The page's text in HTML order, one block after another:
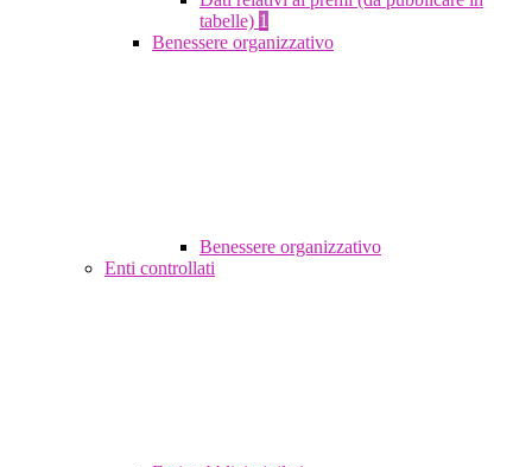
tabelle) 1
Benessere organizzativo
Benessere organizzativo
Enti controllati